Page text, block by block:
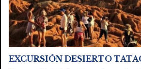
EXCURSIÓN DESIERTO